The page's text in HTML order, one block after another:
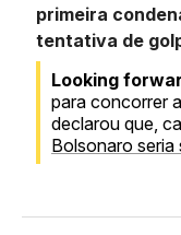
primeira
tentativa de
Looking
para concorrer
declarou que,
Bolsonaro seria